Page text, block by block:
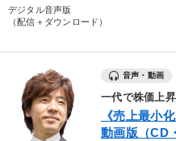
デジタル音声版
（配信＋ダウンロード）
音声・動画
一代で株価上
《売上最小
動画版（CD